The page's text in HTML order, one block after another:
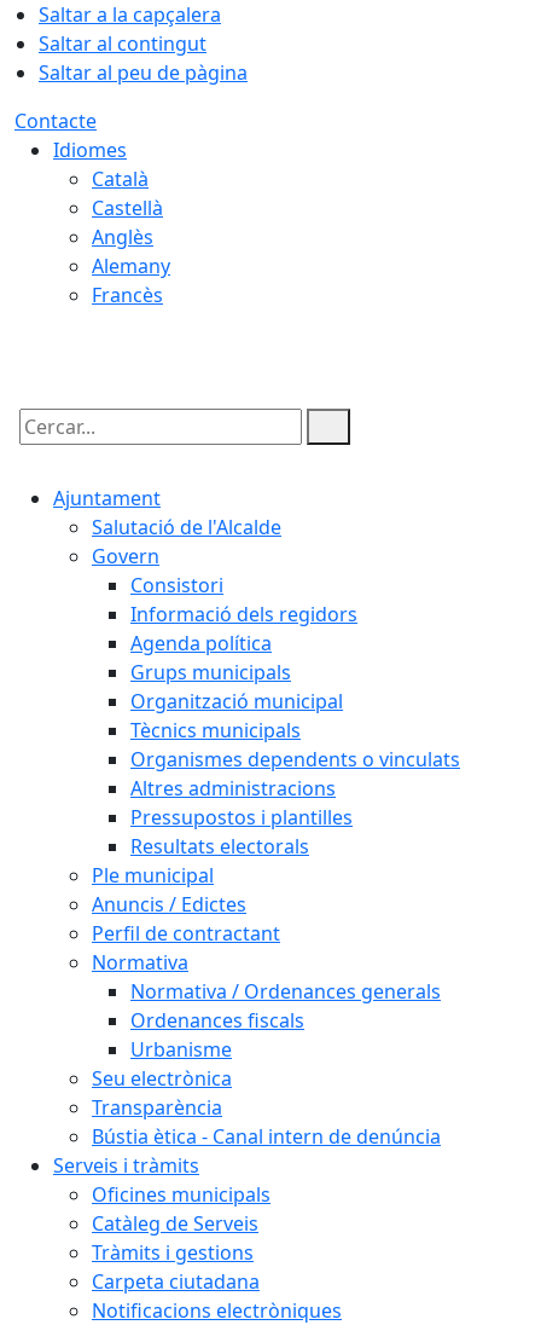
Saltar a la capçalera
Saltar al contingut
Saltar al peu de pàgina
Contacte
Idiomes
Català
Castellà
Anglès
Alemany
Francès
Cercar:
Ajuntament
Salutació de l'Alcalde
Govern
Consistori
Informació dels regidors
Agenda política
Grups municipals
Organització municipal
Tècnics municipals
Organismes dependents o vinculats
Altres administracions
Pressupostos i plantilles
Resultats electorals
Ple municipal
Anuncis / Edictes
Perfil de contractant
Normativa
Normativa / Ordenances generals
Ordenances fiscals
Urbanisme
Seu electrònica
Transparència
Bústia ètica - Canal intern de denúncia
Serveis i tràmits
Oficines municipals
Catàleg de Serveis
Tràmits i gestions
Carpeta ciutadana
Notificacions electròniques